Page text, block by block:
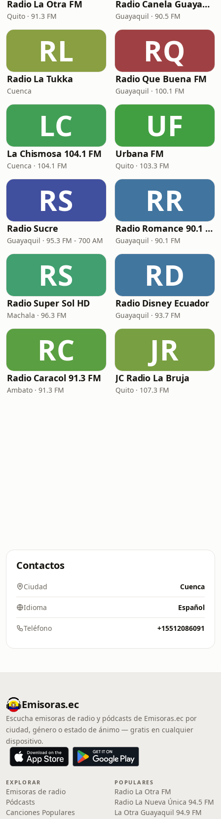
Radio La Otra FM
Quito · 91.3 FM
Radio Canela Guayaquil
Guayaquil · 90.5 FM
RL
Radio La Tukka
Cuenca
RQ
Radio Que Buena FM
Guayaquil · 100.1 FM
LC
La Chismosa 104.1 FM
Cuenca · 104.1 FM
UF
Urbana FM
Quito · 103.3 FM
RS
Radio Sucre
Guayaquil · 95.3 FM - 700 AM
RR
Radio Romance 90.1 FM
Guayaquil · 90.1 FM
RS
Radio Super Sol HD
Machala · 96.3 FM
RD
Radio Disney Ecuador
Guayaquil · 93.7 FM
RC
Radio Caracol 91.3 FM
Ambato · 91.3 FM
JR
JC Radio La Bruja
Quito · 107.3 FM
Contactos
Ciudad Cuenca
Idioma Español
Teléfono +15512086091
Emisoras.ec
Escucha emisoras de radio y pódcasts de Emisoras.ec por
ciudad, género o estado de ánimo — gratis en cualquier
dispositivo.
EXPLORAR
Emisoras de radio
Pódcasts
Canciones Populares
POPULARES
Radio La Otra FM
Radio La Nueva Única 94.5 FM
La Otra Guayaquil 94.9 FM